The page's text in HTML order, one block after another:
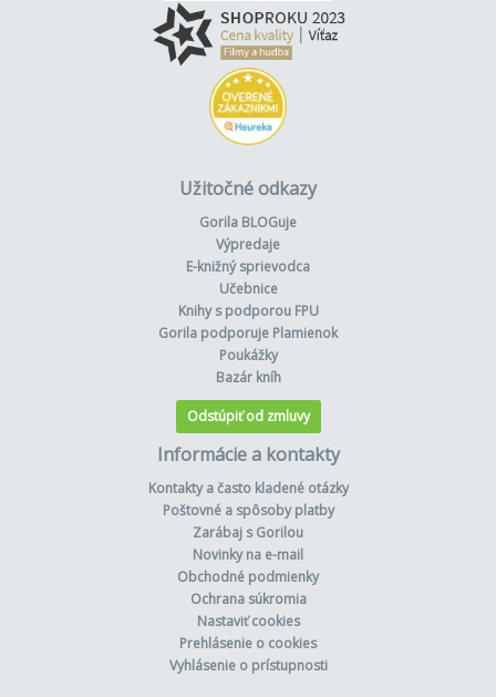
Užitočné odkazy
Gorila BLOGuje
Výpredaje
E-knižný sprievodca
Učebnice
Knihy s podporou FPU
Gorila podporuje Plamienok
Poukážky
Bazár kníh
Odstúpiť od zmluvy
Informácie a kontakty
Kontakty a často kladené otázky
Poštovné a spôsoby platby
Zarábaj s Gorilou
Novinky na e-mail
Obchodné podmienky
Ochrana súkromia
Nastaviť cookies
Prehlásenie o cookies
Vyhlásenie o prístupnosti